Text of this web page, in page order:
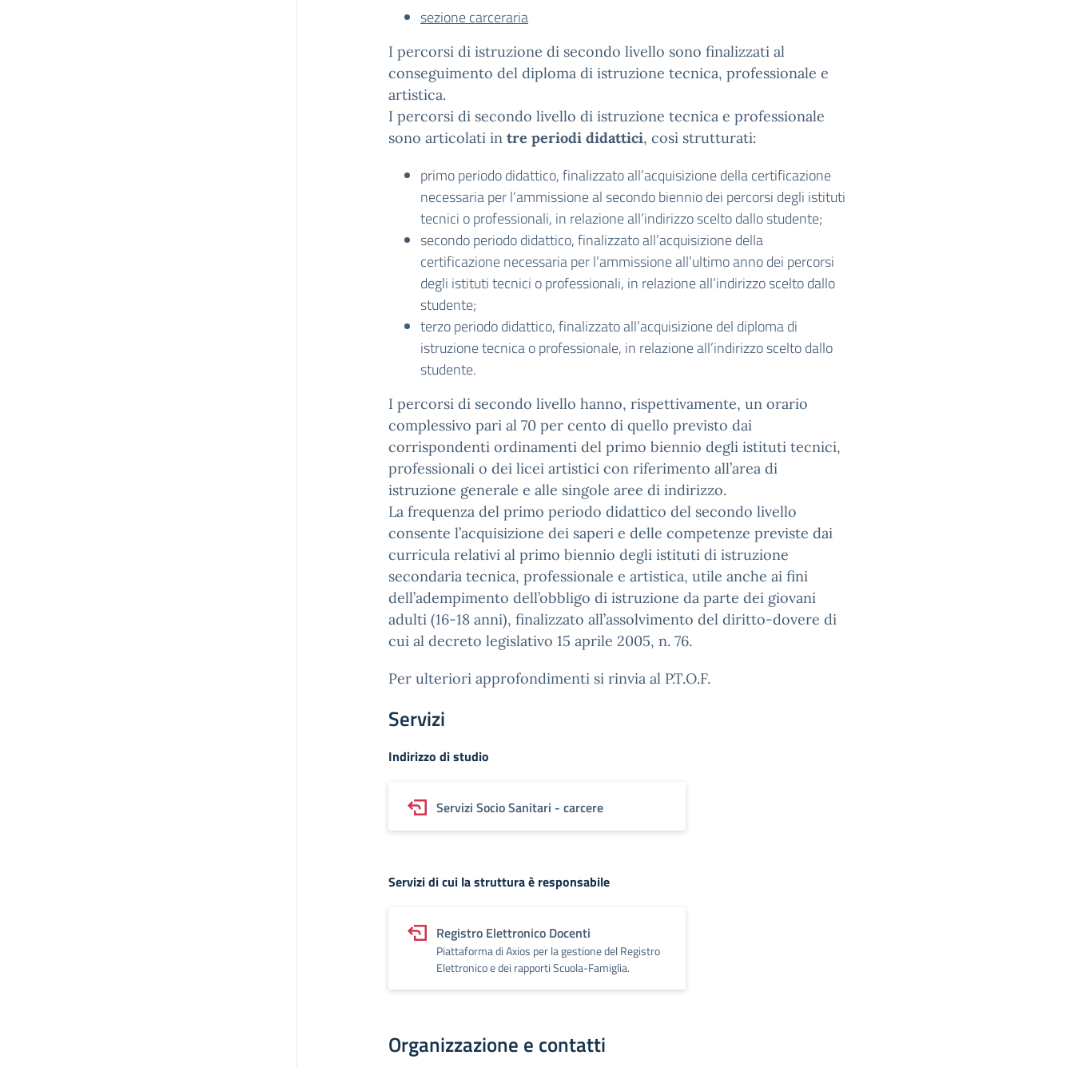
sezione carceraria
I percorsi di istruzione di secondo livello sono finalizzati al
conseguimento del diploma di istruzione tecnica, professionale e
artistica.
I percorsi di secondo livello di istruzione tecnica e professionale
sono articolati in tre periodi didattici, così strutturati:
primo periodo didattico, finalizzato all’acquisizione della certificazione
necessaria per l’ammissione al secondo biennio dei percorsi degli istituti
tecnici o professionali, in relazione all’indirizzo scelto dallo studente;
secondo periodo didattico, finalizzato all’acquisizione della
certificazione necessaria per l’ammissione all’ultimo anno dei percorsi
degli istituti tecnici o professionali, in relazione all’indirizzo scelto dallo
studente;
terzo periodo didattico, finalizzato all’acquisizione del diploma di
istruzione tecnica o professionale, in relazione all’indirizzo scelto dallo
studente.
I percorsi di secondo livello hanno, rispettivamente, un orario
complessivo pari al 70 per cento di quello previsto dai
corrispondenti ordinamenti del primo biennio degli istituti tecnici,
professionali o dei licei artistici con riferimento all’area di
istruzione generale e alle singole aree di indirizzo.
La frequenza del primo periodo didattico del secondo livello
consente l’acquisizione dei saperi e delle competenze previste dai
curricula relativi al primo biennio degli istituti di istruzione
secondaria tecnica, professionale e artistica, utile anche ai fini
dell’adempimento dell’obbligo di istruzione da parte dei giovani
adulti (16-18 anni), finalizzato all’assolvimento del diritto-dovere di
cui al decreto legislativo 15 aprile 2005, n. 76.
Per ulteriori approfondimenti si rinvia al P.T.O.F.
Servizi
Indirizzo di studio
Servizi Socio Sanitari - carcere
Servizi di cui la struttura è responsabile
Registro Elettronico Docenti
Piattaforma di Axios per la gestione del Registro
Elettronico e dei rapporti Scuola-Famiglia.
Organizzazione e contatti